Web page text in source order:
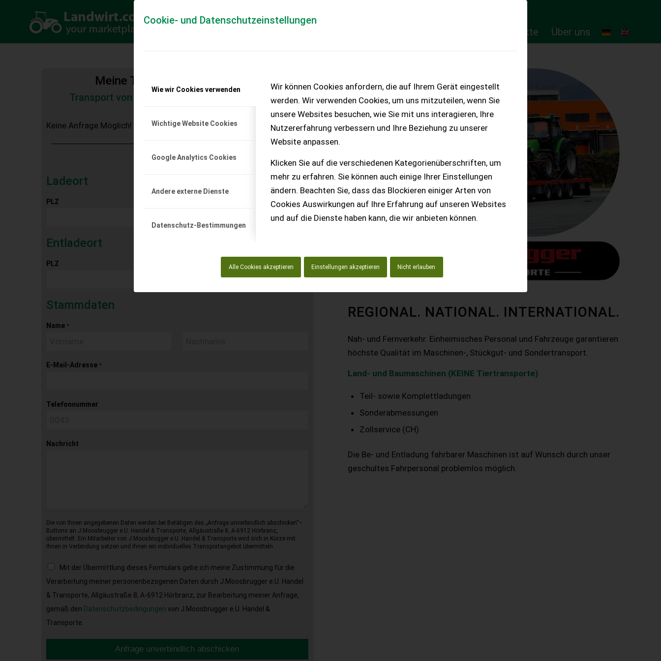
Cookie- und Datenschutzeinstellungen
Wie wir Cookies verwenden
Wichtige Website Cookies
Google Analytics Cookies
Andere externe Dienste
Datenschutz-Bestimmungen
Wir können Cookies anfordern, die auf Ihrem Gerät eingestellt
werden. Wir verwenden Cookies, um uns mitzuteilen, wenn Sie
unsere Websites besuchen, wie Sie mit uns interagieren, Ihre
Nutzererfahrung verbessern und Ihre Beziehung zu unserer
Website anpassen.
Klicken Sie auf die verschiedenen Kategorienüberschriften, um
mehr zu erfahren. Sie können auch einige Ihrer Einstellungen
ändern. Beachten Sie, dass das Blockieren einiger Arten von
Cookies Auswirkungen auf Ihre Erfahrung auf unseren Websites
und auf die Dienste haben kann, die wir anbieten können.
Alle Cookies akzeptieren Einstellungen akzeptieren Nicht erlauben
Online-Produkte Über uns
Meine Transportkostenanfrage
Transport von Land- und Baumaschinen – KEINE
Keine Anfrage Möglich!
Ladeort
PLZ
Entladeort
PLZ
Stammdaten
Name *
E-Mail-Adresse *
Telefonnummer
Nachricht
Die von Ihnen angegebenen Daten werden bei Betätigen des „Anfrage unverbindlich abschicken“–
Buttons an J.Moosbrugger e.U. Handel & Transporte, Allgäustraße 8, A-6912 Hörbranz,
übermittelt. Ein Mitarbeiter von J.Moosbrugger e.U. Handel & Transporte wird sich in Kürze mit
Ihnen in Verbindung setzen und Ihnen ein individuelles Transportangebot übermitteln.
Mit der Übermittlung dieses Formulars gebe ich meine Zustimmung für die
Verarbeitung meiner personenbezogenen Daten durch J.Moosbrugger e.U. Handel
& Transporte, Allgäustraße 8, A-6912 Hörbranz, zur Bearbeitung meiner Anfrage,
gemäß den Datenschutzbedingungen von J.Moosbrugger e.U. Handel &
Transporte.
Anfrage unverbindlich abschicken
REGIONAL. NATIONAL. INTERNATIONAL.
Nah- und Fernverkehr. Einheimisches Personal und Fahrzeuge garantieren
höchste Qualität im Maschinen-, Stückgut- und Sondertransport.
Land- und Baumaschinen (KEINE Tiertransporte)
Teil- sowie Komplettladungen
Sonderabmessungen
Zollservice (CH)
Die Be- und Entladung fahrbarer Maschinen ist auf Wunsch durch unser
geschultes Fahrpersonal problemlos möglich.